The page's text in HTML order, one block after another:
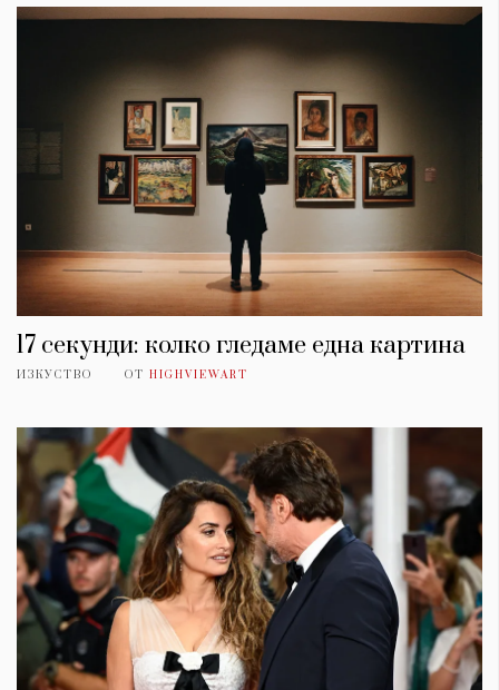
17 секунди: колко гледаме една картина
ИЗКУСТВО ОТ HIGHVIEWART
КАТЕГОРИИ
Wine&Dine
Подкасти
Мода
Dialogue
Изкуство
ЗА НАС
Условия за
ползване
За нас
Реклама
Политика за